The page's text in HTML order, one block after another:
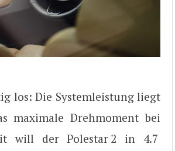
los: Die Systemleistung liegt
maximale Drehmoment bei
will der Polestar 2 in 4.7